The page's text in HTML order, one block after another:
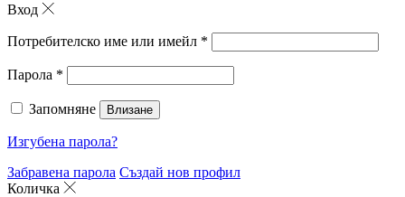
Вход
Потребителско име или имейл *
Парола *
Запомняне Влизане
Изгубена парола?
Забравена парола Създай нов профил
Количка